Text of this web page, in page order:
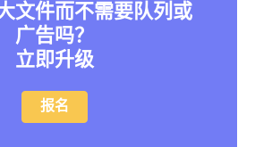
文件而不需要队列或
广告吗？
立即升级
报名